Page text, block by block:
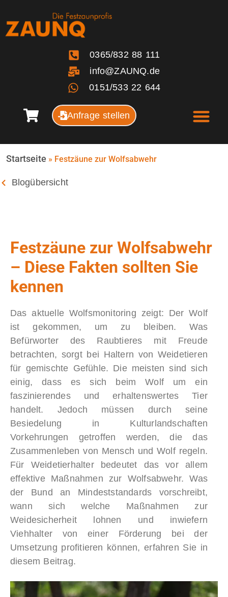
0365/832 88 111
info@ZAUNQ.de
0151/533 22 644
Anfrage stellen
Startseite » Festzäune zur Wolfsabwehr
Blogübersicht
Festzäune zur Wolfsabwehr
– Diese Fakten sollten Sie
kennen
Das aktuelle Wolfsmonitoring zeigt: Der Wolf
ist gekommen, um zu bleiben. Was
Befürworter des Raubtieres mit Freude
betrachten, sorgt bei Haltern von Weidetieren
für gemischte Gefühle. Die meisten sind sich
einig, dass es sich beim Wolf um ein
faszinierendes und erhaltenswertes Tier
handelt. Jedoch müssen durch seine
Besiedelung in Kulturlandschaften
Vorkehrungen getroffen werden, die das
Zusammenleben von Mensch und Wolf regeln.
Für Weidetierhalter bedeutet das vor allem
effektive Maßnahmen zur Wolfsabwehr. Was
der Bund an Mindeststandards vorschreibt,
wann sich welche Maßnahmen zur
Weidesicherheit lohnen und inwiefern
Viehhalter von einer Förderung bei der
Umsetzung profitieren können, erfahren Sie in
diesem Beitrag.